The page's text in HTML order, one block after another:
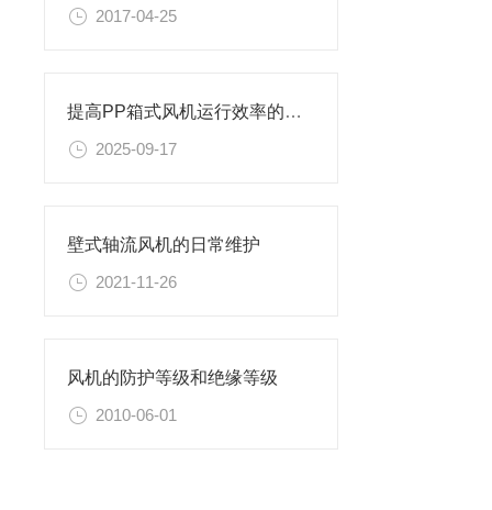
2017-04-25
提高PP箱式风机运行效率的关键因素
2025-09-17
壁式轴流风机的日常维护
2021-11-26
风机的防护等级和绝缘等级
2010-06-01